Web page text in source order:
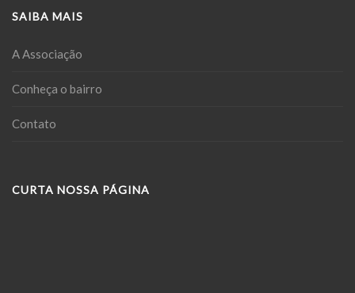
SAIBA MAIS
A Associação
Conheça o bairro
Contato
CURTA NOSSA PÁGINA